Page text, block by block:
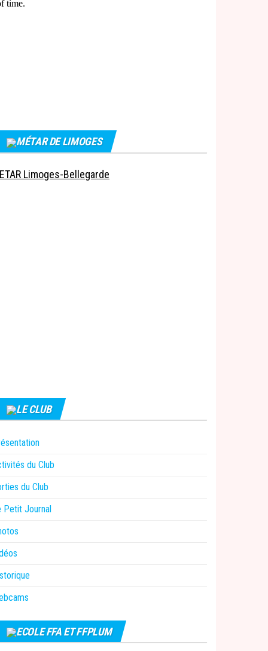
MÉTAR DE LIMOGES
Limoges-Bellegarde
LE CLUB
du Club
du Club
Petit Journal
ECOLE FFA ET FFPLUM